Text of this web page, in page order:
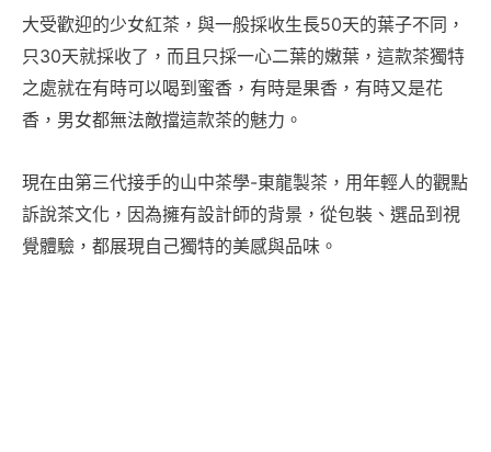
大受歡迎的少女紅茶，與一般採收生長50天的葉子不同，
只30天就採收了，而且只採一心二葉的嫩葉，這款茶獨特
之處就在有時可以喝到蜜香，有時是果香，有時又是花
香，男女都無法敵擋這款茶的魅力。
現在由第三代接手的山中茶學-東龍製茶，用年輕人的觀點
訴說茶文化，因為擁有設計師的背景，從包裝、選品到視
覺體驗，都展現自己獨特的美感與品味。